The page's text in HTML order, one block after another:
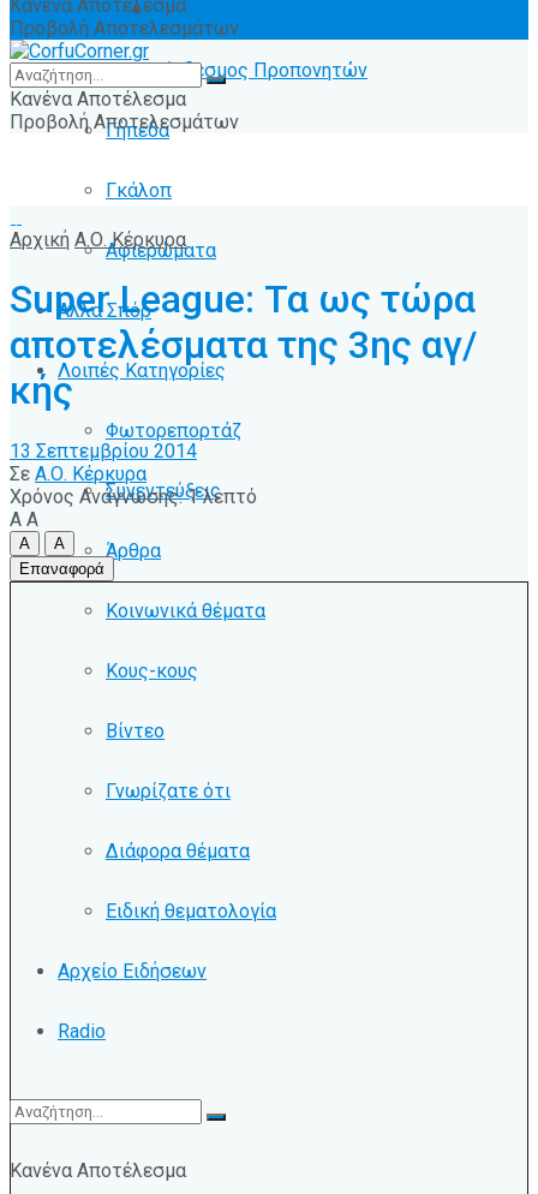
Ειδήσεις
Σύνδεσμος Προπονητών
Γήπεδα
Γκάλοπ
Αφιερώματα
Άλλα Σπόρ
Λοιπές Κατηγορίες
Φωτορεπορτάζ
Συνεντεύξεις
Άρθρα
Κοινωνικά θέματα
Κους-κους
Βίντεο
Γνωρίζατε ότι
Διάφορα θέματα
Ειδική θεματολογία
Αρχείο Ειδήσεων
Radio
Κανένα Αποτέλεσμα
Κανένα Αποτέλεσμα
Προβολή Αποτελεσμάτων
Κανένα Αποτέλεσμα
Προβολή Αποτελεσμάτων
Αρχική Α.Ο. Κέρκυρα
Super League: Τα ως τώρα
αποτελέσματα της 3ης αγ/
κής
13 Σεπτεμβρίου 2014
Σε Α.Ο. Κέρκυρα
Χρόνος Ανάγνωσης: 1 λεπτό
A A
A
A
Επαναφορά